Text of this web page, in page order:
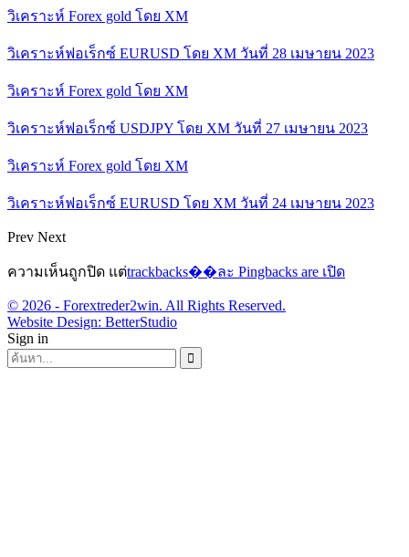
วิเคราะห์ Forex gold โดย XM
วิเคราะห์ฟอเร็กซ์ EURUSD โดย XM วันที่ 28 เมษายน 2023
วิเคราะห์ Forex gold โดย XM
วิเคราะห์ฟอเร็กซ์ USDJPY โดย XM วันที่ 27 เมษายน 2023
วิเคราะห์ Forex gold โดย XM
วิเคราะห์ฟอเร็กซ์ EURUSD โดย XM วันที่ 24 เมษายน 2023
Prev Next
ความเห็นถูกปิด แต่trackbacks��ละ Pingbacks are เปิด
© 2026 - Forextreder2win. All Rights Reserved.
Website Design: BetterStudio
Sign in